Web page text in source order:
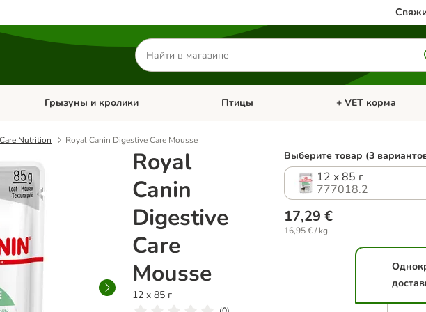
Поиск
товаров
Собаки
Откройте меню категории: Кошки
Грызуны и кролики Откройте меню категории: Грызуны и кролики
Птицы Откройте меню
+ VET корма
Nutrition Royal Canin Digestive Care Mousse
Royal
Canin
Digestive
Care
Mousse
12 x 85 г
Выберите товар (3
12 x 85 г
777018.2
17,29 €
16,95 € / kg